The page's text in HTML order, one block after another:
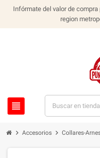
Infórmate del valor de
region
view_headline
chevron_right Accesorios chevron_right Collares-